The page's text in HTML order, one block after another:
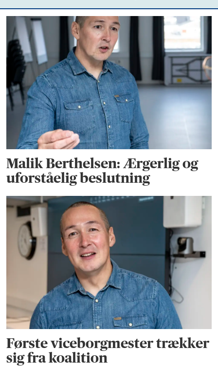
Malik Berthelsen: Ærgerlig og
uforståelig beslutning
Første viceborgmester trækker
sig fra koalition